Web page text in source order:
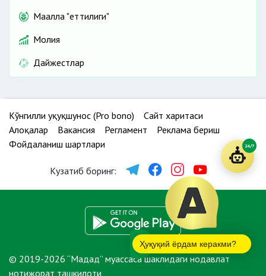
Маҳалла "еттилиги"
Молия
Дайжестлар
Кўнгилли ҳуқуқшунос (Pro bono)
Сайт харитаси
Алоқалар
Вакансия Регламент
Реклама бериш
Фойдаланиш шартлари
Кузатиб боринг:
© 2019-2026 “Мадад” муассаса шаклидаги нодавлат
нотижорат ташкилоти
Ҳуқуқий ёрдам керакми?
24/7